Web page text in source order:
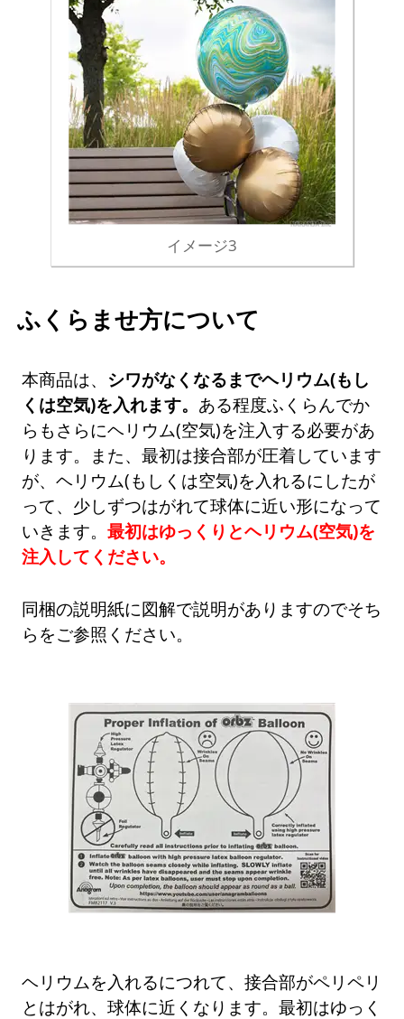
イメージ3
ふくらませ方について
本商品は、 シワがなくなるまでヘリウム(もし
くは空気)を入れます。 ある程度ふくらんでか
らもさらにヘリウム(空気)を注入する必要があ
ります。また、最初は接合部が圧着しています
が、ヘリウム(もしくは空気)を入れるにしたが
って、少しずつはがれて球体に近い形になって
いきます。最初はゆっくりとヘリウム(空気)を
注入してください。
同梱の説明紙に図解で説明がありますのでそち
らをご参照ください。
ヘリウムを入れるにつれて、接合部がペリペリ
とはがれ、球体に近くなります。最初はゆっく